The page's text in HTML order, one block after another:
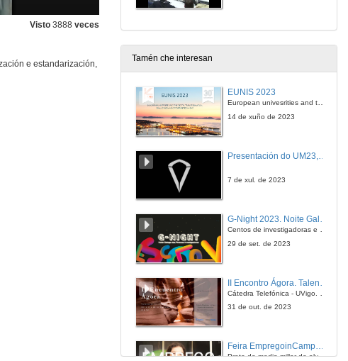
Visto 3888 veces
e estandarización,
Tamén che interesan
EUNIS 2023
European univesrities and the digital transformation: challenges and opportunities ahead
14 de xuño de 2023
7 de xul. de 2023
G-Night 2023. Noite Galega das Persoas Investigadoras. Conciencias creativas
Centos de investigadoras e investigadores, decenas de actividades e sete cidades
29 de set. de 2023
Cátedra Telefónica - UVigo. Espazos de innovación
31 de out. de 2023
Feira EmpregoinCampus Vigo 2024
Preto de medio millar de alumnas e alumnos buscan coñecer máis de preto as oportunidades que lles achegan as arredor de medio cento de empresas que participan na edición viguesa da feira. Xunto coa visita aos stands, durante a feria desenvólvense varias actividades complementarias, como obradoiros, conversas, mesas redondas ou o pasaporte de empregabilidade, un espazo no que poderán recibir asesoramento sobre o seu CV.